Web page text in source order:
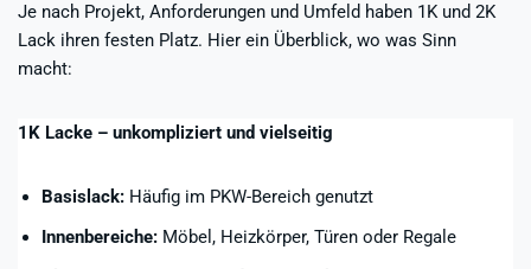
Je nach Projekt, Anforderungen und Umfeld haben 1K und 2K
Lack ihren festen Platz. Hier ein Überblick, wo was Sinn
macht:
1K Lacke – unkompliziert und vielseitig
Basislack: Häufig im PKW-Bereich genutzt
Innenbereiche: Möbel, Heizkörper, Türen oder Regale